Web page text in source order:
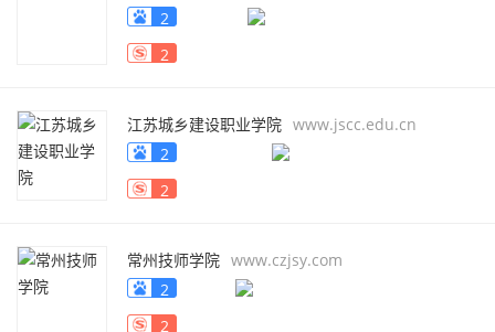
2
2
江苏城乡建设职业学院 www.jscc.edu.cn
2
2
常州技师学院 www.czjsy.com
2
2